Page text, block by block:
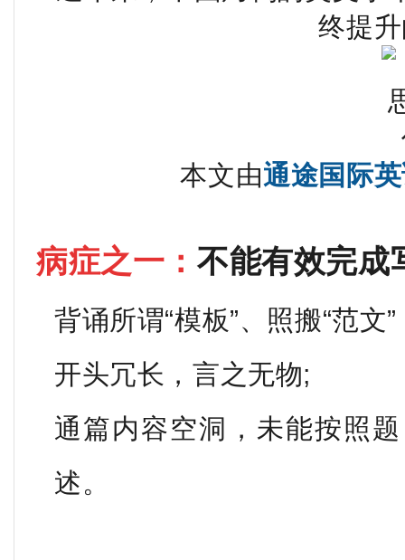
终提
本文由通途国际
病症之一： 不能有效完成
背诵所谓“模板”、照搬“范文
开头冗长，言之无物;
通篇内容空洞，未能按照
述。